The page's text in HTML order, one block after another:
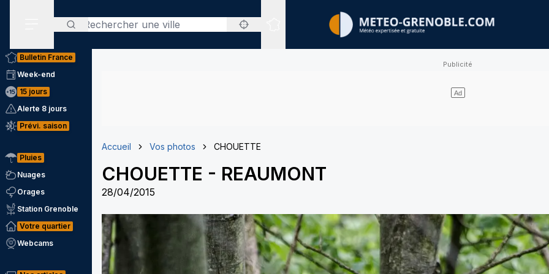
Rechercher
Sites expertisés
Bulletin France
Week-end
15 jours
Alerte 8 jours
Prévi. saison
Pluies
Nuages
Orages
Station Grenoble
Votre quartier
Webcams
Accueil Vos photos CHOUETTE
CHOUETTE - REAUMONT
28/04/2015